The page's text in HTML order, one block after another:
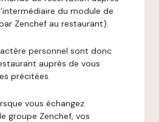
du module de
Zenchef au restaurant).
personnel sont donc
auprès de vous
précitées.
vous échangez
groupe Zenchef, vos